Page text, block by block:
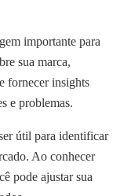
importante para
sua marca,
fornecer insights
e problemas.
útil para identificar
Ao conhecer
pode ajustar sua